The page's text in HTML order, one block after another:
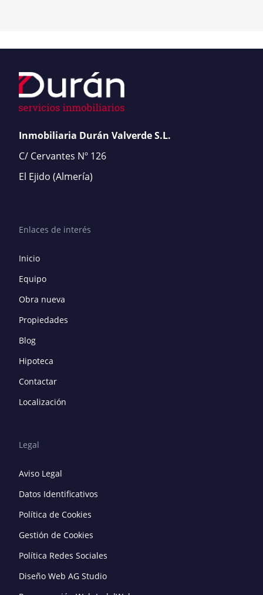
Inmobiliaria Durán Valverde S.L.
C/ Cervantes Nº 126
El Ejido (Almería)
Enlaces de interés
Inicio
Equipo
Obra nueva
Propiedades
Blog
Hipoteca
Contactar
Localización
Legal
Aviso Legal
Datos Identificativos
Política de Cookies
Gestión de Cookies
Política Redes Sociales
Diseño Web AG Studio